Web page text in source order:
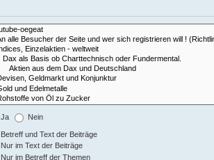
Ja Nein
Betreff und Text der Beiträge
Nur im Text der Beiträge
Nur im Betreff der Themen